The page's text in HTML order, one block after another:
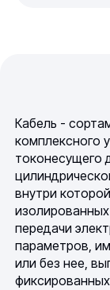
Кабель -
комплексного
токонесущего
внутри
передачи
параметров,
или без нее,